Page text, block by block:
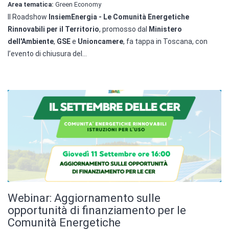
Area tematica: Green Economy
Il Roadshow InsiemEnergia - Le Comunità Energetiche
Rinnovabili per il Territorio, promosso dal Ministero
dell'Ambiente, GSEe Unioncamere, fa tappa in Toscana, con
l’evento di chiusura del...
Webinar: Aggiornamento sulle
opportunità di finanziamento per le
Comunità Energetiche